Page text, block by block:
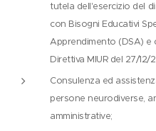
tutela dell'esercizio del
con Bisogni Educativi
Apprendimento (DSA) e
Direttiva MIUR del 27/12/
Consulenza ed
persone neurodiverse,
amministrative;